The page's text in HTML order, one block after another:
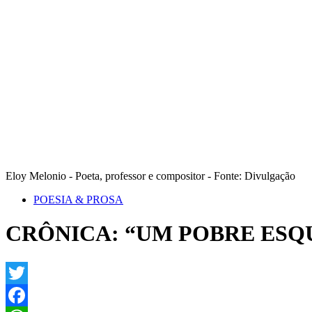
Eloy Melonio - Poeta, professor e compositor - Fonte: Divulgação
POESIA & PROSA
CRÔNICA: “UM POBRE
Twitter